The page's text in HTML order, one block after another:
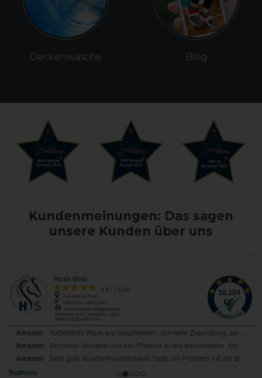
Deckenwäsche Blog
Kundenmeinungen: Das sagen
unsere Kunden über uns